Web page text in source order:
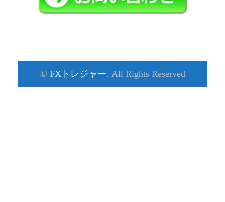
© FXトレジャー. All Rights Reserved